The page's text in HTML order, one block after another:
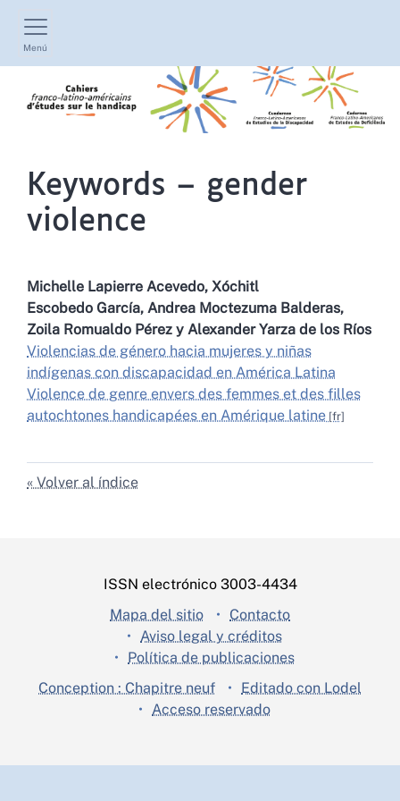
Menú
Keywords – gender
violence
Michelle Lapierre Acevedo, Xóchitl
Escobedo García, Andrea Moctezuma Balderas,
Zoila Romualdo Pérez y AlexanderYarza de los Ríos
Violencias de género hacia mujeres y niñas
indígenas con discapacidad en América Latina
Violence de genre envers des femmes et des filles
autochtones handicapées en Amérique latine
Volver al índice
ISSN electrónico 3003-4434
Mapa del sitio
Contacto
Aviso legal y créditos
Política de publicaciones
Conception : Chapitre neuf
Editado con Lodel
Acceso reservado